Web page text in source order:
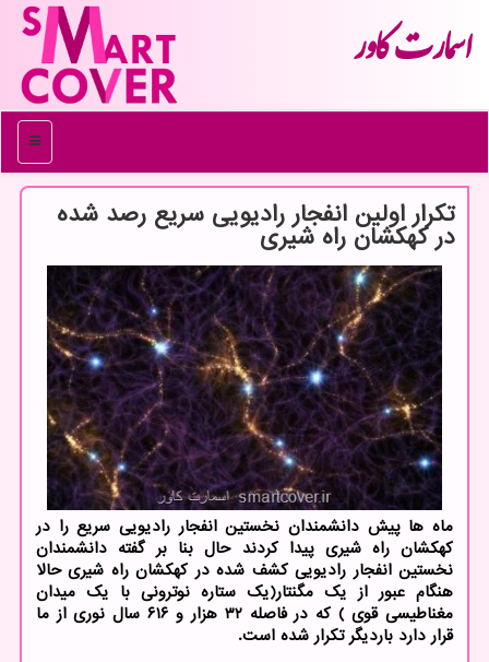
اسمارت كاور
منو
تكرار اولین انفجار رادیویی سریع رصد شده
در كهكشان راه شیری
ماه ها پیش دانشمندان نخستین انفجار رادیویی سریع را در
كهكشان راه شیری پیدا كردند حال بنا بر گفته دانشمندان
نخستین انفجار رادیویی كشف شده در كهكشان راه شیری حالا
هنگام عبور از یك مگنتار(یك ستاره نوترونی با یك میدان
مغناطیسی قوی ) كه در فاصله ۳۲ هزار و ۶۱۶ سال نوری از ما
قرار دارد باردیگر تكرار شده است.